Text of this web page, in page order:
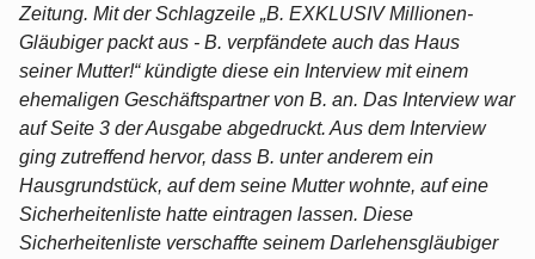
Zeitung. Mit der Schlagzeile „B. EXKLUSIV Millionen-
Gläubiger packt aus - B. verpfändete auch das Haus
seiner Mutter!“ kündigte diese ein Interview mit einem
ehemaligen Geschäftspartner von B. an. Das Interview war
auf Seite 3 der Ausgabe abgedruckt. Aus dem Interview
ging zutreffend hervor, dass B. unter anderem ein
Hausgrundstück, auf dem seine Mutter wohnte, auf eine
Sicherheitenliste hatte eintragen lassen. Diese
Sicherheitenliste verschaffte seinem Darlehensgläubiger